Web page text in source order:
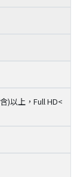
)以上，Full HD<